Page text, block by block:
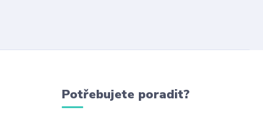
Potřebujete poradit?